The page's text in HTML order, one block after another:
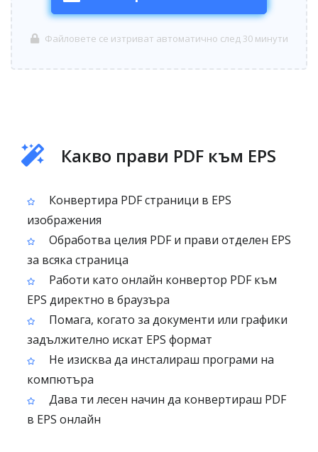
Файловете се изтриват автоматично след 30 минути
Какво прави PDF към EPS
Конвертира PDF страници в EPS
изображения
Обработва целия PDF и прави отделен EPS
за всяка страница
Работи като онлайн конвертор PDF към
EPS директно в браузъра
Помага, когато за документи или графики
задължително искат EPS формат
Не изисква да инсталираш програми на
компютъра
Дава ти лесен начин да конвертираш PDF
в EPS онлайн